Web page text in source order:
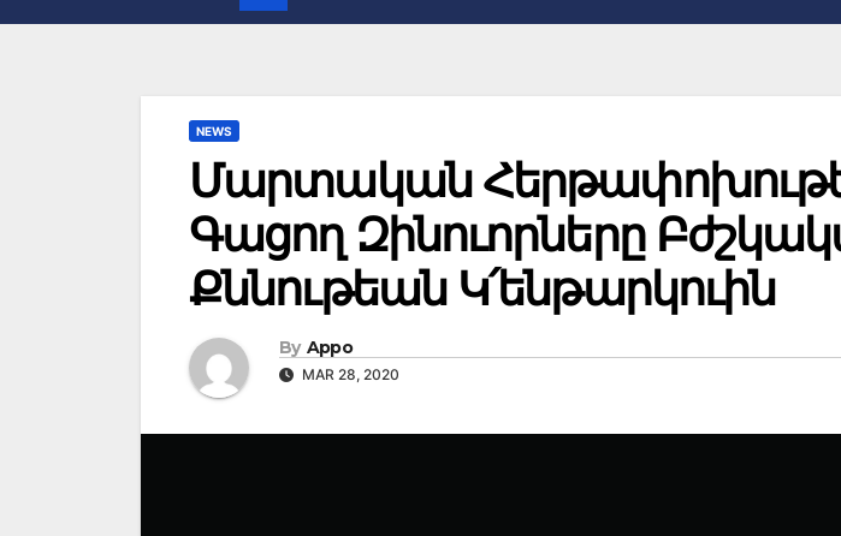
NEWS
Մարտական
Գացող Զինուորները
Քննութեան Կ՛ենթարկուին
By Appo
MAR 28, 2020